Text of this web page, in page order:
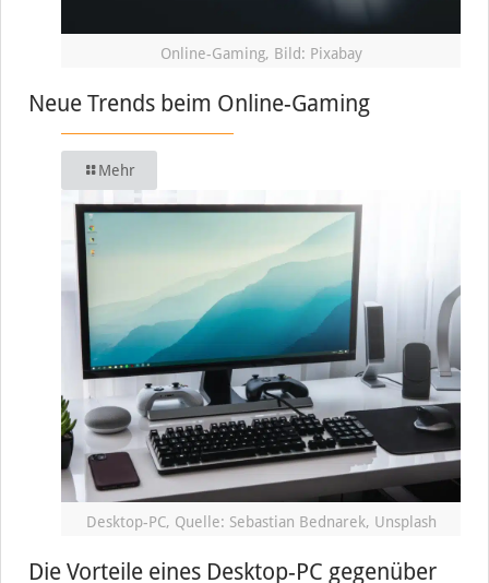
Online-Gaming, Bild: Pixabay
Neue Trends beim Online-Gaming
Mehr
Desktop-PC, Quelle: Sebastian Bednarek, Unsplash
Die Vorteile eines Desktop-PC gegenüber